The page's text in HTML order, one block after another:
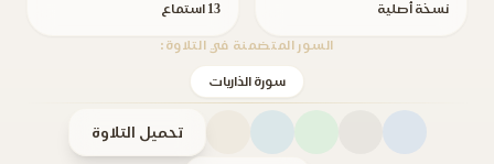
نسخة أصلية 13 استماع
السور المتضمنة في التلاوة:
سورة الذاريات
تحميل التلاوة